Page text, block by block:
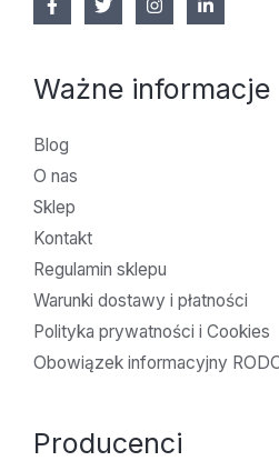
Ważne informacje
Blog
O nas
Sklep
Kontakt
Regulamin sklepu
Warunki dostawy i płatności
Polityka prywatności i Cookies
Obowiązek informacyjny
Producenci